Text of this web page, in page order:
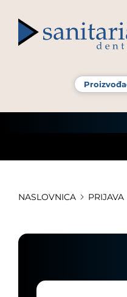
NASLOVNICA PRIJAVA